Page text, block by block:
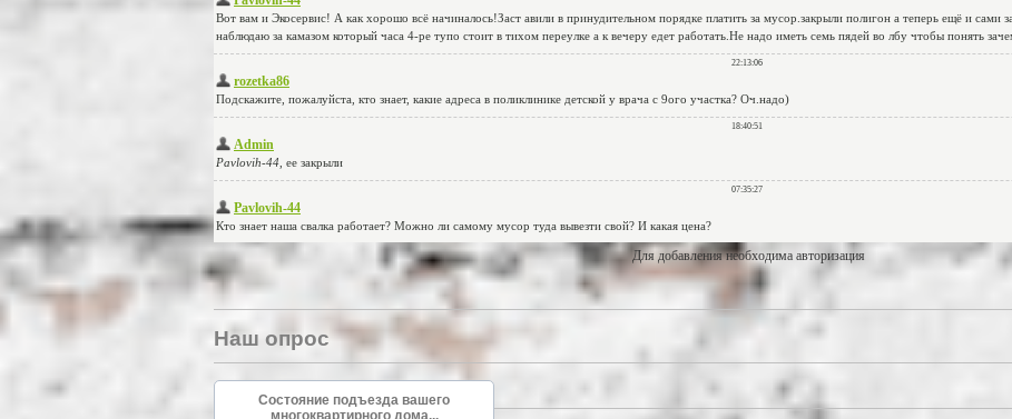
Для добавления необходима авторизация
Наш опрос
Состояние подъезда вашего
многоквартирного дома...